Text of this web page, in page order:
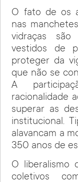
O fato de os
nas
vidraças
vestidos de
proteger da
que não se
A
racionalidade
superar as
institucional.
alavancam a
350 anos de
O liberalismo
coletivos